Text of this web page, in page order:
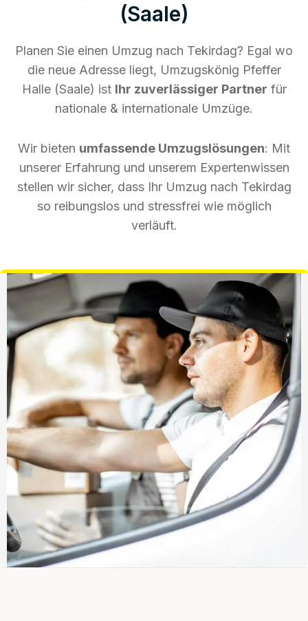
(Saale)
Planen Sie einen Umzug nach Tekirdag? Egal wo
die neue Adresse liegt, Umzugskönig Pfeffer
Halle (Saale) ist Ihr zuverlässiger Partner für
nationale & internationale Umzüge.
Wir bieten umfassende Umzugslösungen: Mit
unserer Erfahrung und unserem Expertenwissen
stellen wir sicher, dass Ihr Umzug nach Tekirdag
so reibungslos und stressfrei wie möglich
verläuft.